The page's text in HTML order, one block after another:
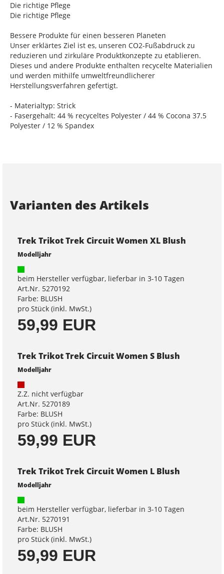
Die richtige Pflege
Die richtige Pflege
Bessere Produkte für einen besseren Planeten
Unser erklärtes Ziel ist es, unseren CO2-Fußabdruck zu
reduzieren und zirkuläre Produktkonzepte zu etablieren.
Dieses und andere Produkte enthalten recycelte Materialien
und werden mithilfe umweltfreundlicherer
Herstellungsverfahren gefertigt.
- Materialtyp: Strick
- Fasergehalt: 44 % recyceltes Polyester / 44 % Cocona 37.5
Polyester / 12 % Spandex
Varianten des Artikels
Trek Trikot Trek Circuit Women XL Blush
Modelljahr
beim Hersteller verfügbar, lieferbar in 3-10 Tagen
Art.Nr. 5270192
Farbe: BLUSH
pro Stück (inkl. MwSt.)
59,99 EUR
Trek Trikot Trek Circuit Women S Blush
Modelljahr
Z.Z. nicht verfügbar
Art.Nr. 5270189
Farbe: BLUSH
pro Stück (inkl. MwSt.)
59,99 EUR
Trek Trikot Trek Circuit Women L Blush
Modelljahr
beim Hersteller verfügbar, lieferbar in 3-10 Tagen
Art.Nr. 5270191
Farbe: BLUSH
pro Stück (inkl. MwSt.)
59,99 EUR